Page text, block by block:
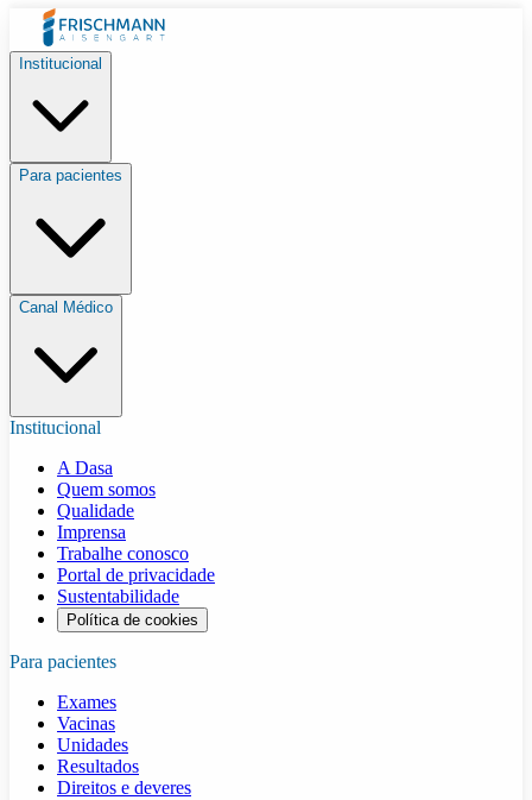
Institucional
Para pacientes
Canal Médico
Institucional
A Dasa
Quem somos
Qualidade
Imprensa
Trabalhe conosco
Portal de privacidade
Sustentabilidade
Política de cookies
Para pacientes
Exames
Vacinas
Unidades
Resultados
Direitos e deveres